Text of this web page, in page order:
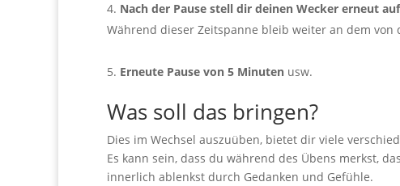
Nach der Pause stell dir deinen Wecker erneut
Während dieser Zeitspanne bleib weiter an dem
Erneute Pause von 5 Minuten usw.
Was soll das bringen?
Dies im Wechsel auszuüben, bietet dir viele
Es kann sein, dass du während des Übens merkst,
innerlich ablenkst durch Gedanken und Gefühle.